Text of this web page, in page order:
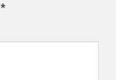
*